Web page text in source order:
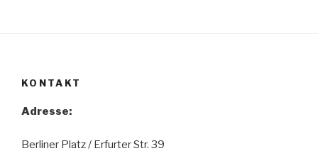
KONTAKT
Adresse:
Berliner Platz / Erfurter Str. 39